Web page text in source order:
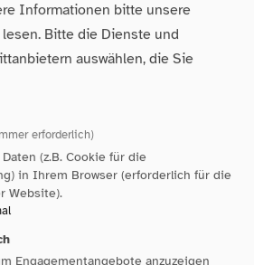
ist Art. 6 Abs. 1 lit. b
von Daten zur Erfüllung eines
Maßnahmen gestattet.
Anfragen zukommen lassen,
dem Anfrageformular inklusive der
Kontaktdaten zwecks
und für den Fall von Anschlussfragen
Informationen bitte unsere
lesen. Bitte die Dienste und
auswählen, die Sie
erforderlich)
(z.B. Cookie für die
in Ihrem Browser (erforderlich für die
Website).
Engagementangebote anzuzeigen